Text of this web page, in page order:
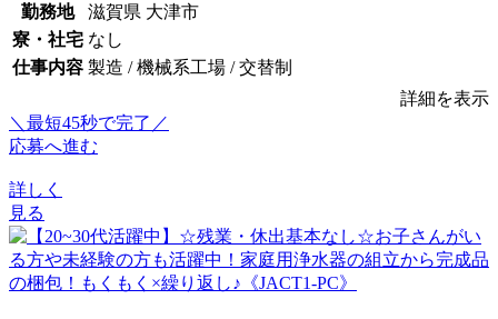
勤務地
滋賀県 大津市
寮・社宅 なし
仕事内容 製造 / 機械系工場 / 交替制
詳細を表示
＼最短45秒で完了／
応募へ進む
詳しく
見る